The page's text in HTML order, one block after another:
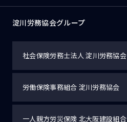
淀川労務協会グループ
社会保険労務士法人淀川労務協会
労働保険事務組合 淀川労務協会
一人親方労災保険 北大阪建設組合